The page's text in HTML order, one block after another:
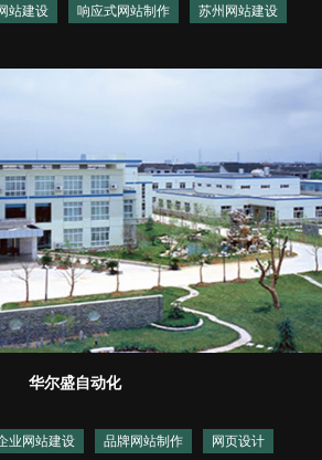
站建设 响应式网站制作 苏州网站建设
华尔盛自动化
业网站建设 品牌网站制作 网页设计